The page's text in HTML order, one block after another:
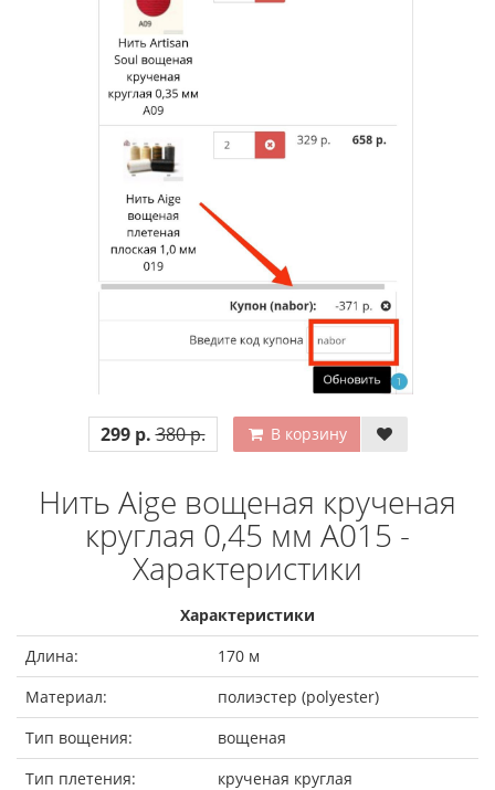
299 р. 380 р. В корзину
Нить Aige вощеная крученая
круглая 0,45 мм A015 -
Характеристики
Характеристики
Длина:
170 м
Материал:
полиэстер (polyester)
Тип вощения:
вощеная
Тип плетения:
крученая круглая